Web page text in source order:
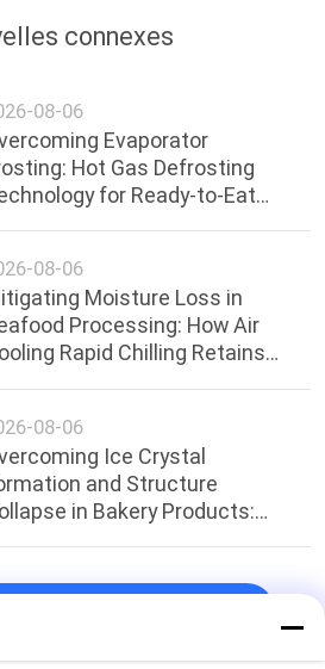
connexes
08-06
Evaporator
Hot Gas Defrosting
for Ready-to-Eat
08-06
Moisture Loss in
Processing: How Air
Rapid Chilling Retains
08-06
Ice Crystal
and Structure
in Bakery Products: